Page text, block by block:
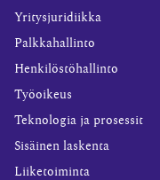
Yritysjuridiikka
Palkkahallinto
Henkilöstöhallinto
Työoikeus
Teknologia ja prosessit
Sisäinen laskenta
Liiketoiminta